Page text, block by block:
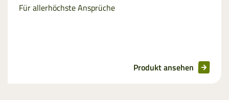
Für allerhöchste Ansprüche
Produkt ansehen